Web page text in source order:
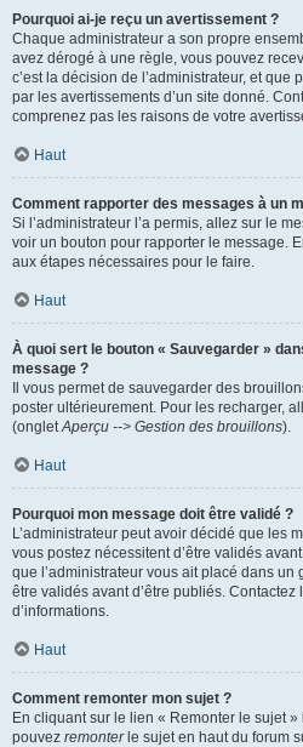
Pourquoi ai-je reçu un avertissement ?
Chaque administrateur a son propre
avez dérogé à une règle, vous pouvez
c’est la décision de l’administrateur, et que
par les avertissements d’un site donné.
comprenez pas les raisons de votre
Haut
Comment rapporter des messages à un
Si l’administrateur l’a permis, allez sur le
voir un bouton pour rapporter le message.
aux étapes nécessaires pour le faire.
Haut
À quoi sert le bouton « Sauvegarder »
message ?
Il vous permet de sauvegarder des
poster ultérieurement. Pour les recharger,
(ongletAperçu --> Gestion des brouillons).
Haut
Pourquoi mon message doit être validé ?
L’administrateur peut avoir décidé que les
vous postez nécessitent d’être validés
que l’administrateur vous ait placé dans
être validés avant d’être publiés. Contactez
d’informations.
Haut
Comment remonter mon sujet ?
En cliquant sur le lien « Remonter le sujet
pouvez remonterle sujet en haut du forum